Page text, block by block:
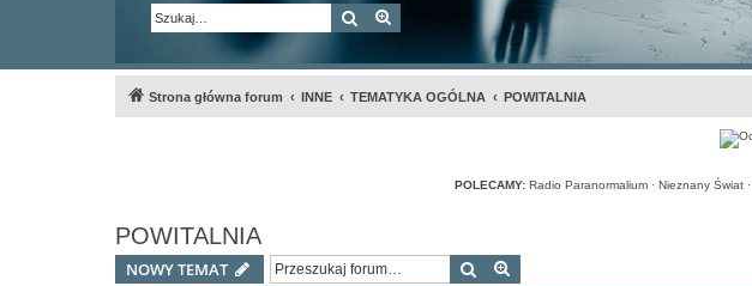
Szukaj Wyszukiwanie zaawansowane
Strona główna forum INNE TEMATYKA OGÓLNA POWITALNIA
POLECAMY: Radio Paranormalium· Nieznany Świat·
POWITALNIA
NOWY TEMAT Szukaj